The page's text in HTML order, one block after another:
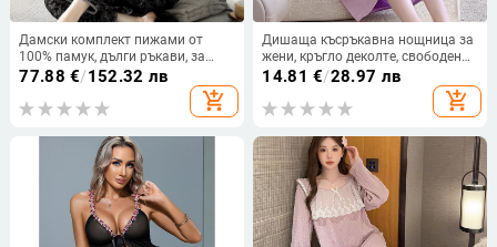
Дамски комплект пижами от
100% памук, дълги ръкави, за
пролет и есен, лек домашен
комплект за есенно-зимния сезон
77.88 €/152.32 лв
add_shopping_cart
Дишаща късръкавна нощница за
жени, кръгло деколте, свободен
силует, средна дължина,
подходяща за домашно облекло
и носене навън
14.81 €/28.97 лв
add_shopping_cart